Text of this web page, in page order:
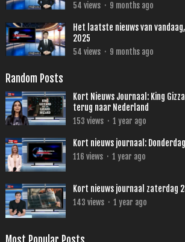
54 views · 9 months ago
Het laatste nieuws van
2025
54 views · 9 months ago
Random Posts
Kort Nieuws Journaal: King
terug naar Nederland
153 views · 1 year ago
Kort nieuws journaal:
116 views · 1 year ago
Kort nieuws journaal zaterdag
143 views · 1 year ago